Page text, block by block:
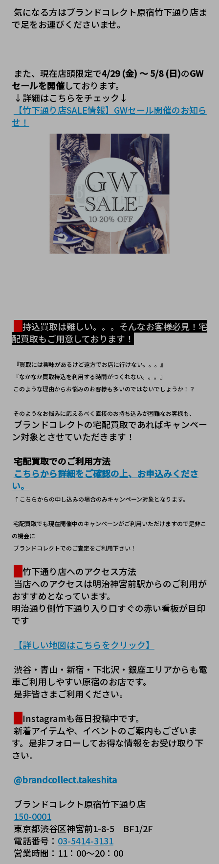
気になる方はブランドコレクト原宿竹下通り店ま
で足をお運びくださいませ。
また、現在店頭限定で4/29 (金) ～ 5/8 (日)のGW
セールを開催しております。
↓詳細はこちらをチェック↓
【竹下通り店SALE情報】GWセール開催のお知ら
せ！
持込買取は難しい。。。そんなお客様必見！宅
配買取もご用意しております！
『買取には興味があるけど遠方でお店に行けない。。。』
『なかなか買取持込を利用する時間がつくれない。。。』
このような理由からお悩みのお客様も多いのではないでしょうか！？
​そのようなお悩みに応えるべく直接のお持ち込みが困難なお客様も、
ブランドコレクトの宅配買取であればキャンペー
ン対象とさせていただきます！
宅配買取でのご利用方法
こちらから詳細をご確認の上、お申込みくださ
い。
↑こちらからの申し込みの場合のみキャンペーン対象となります。
の機会に
ブランドコレクトでのご査定をご利用下さい！
竹下通り店へのアクセス方法
おすすめとなっています。
明治通り側竹下通り入り口すぐの赤い看板が目印
です
【詳しい地図はこちらをクリック】
車ご利用しやすい原宿のお店です。
是非皆さまご利用ください。
Instagramも毎日投稿中です。
す。是非フォローしてお得な情報をお受け取り下
さい。
@brandcollect.takeshita
ブランドコレクト原宿竹下通り店
150-0001
東京都渋谷区神宮前1-8-5　BF1/2F
電話番号： 03-5414-3131
営業時間：11：00～20：00